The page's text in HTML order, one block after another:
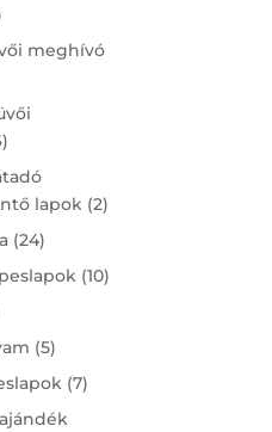
products
meghívó
16
products
lapok 22
2424
products
1010
55
products
77